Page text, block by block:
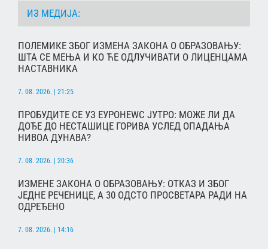
ИЗ МЕДИЈА:
ПОЛЕМИКЕ ЗБОГ ИЗМЕНА ЗАКОНА О ОБРАЗОВАЊУ:
ШТА СЕ МЕЊА И КО ЋЕ ОДЛУЧИВАТИ О ЛИЦЕНЦАМА
НАСТАВНИКА
7. 08. 2026. | 21:25
ПРОБУДИТЕ СЕ УЗ ЕУРОНЕWС ЈУТРО: МОЖЕ ЛИ ДА
ДОЂЕ ДО НЕСТАШИЦЕ ГОРИВА УСЛЕД ОПАДАЊА
НИВОА ДУНАВА?
7. 08. 2026. | 20:36
ИЗМЕНЕ ЗАКОНА О ОБРАЗОВАЊУ: ОТКАЗ И ЗБОГ
ЈЕДНЕ РЕЧЕНИЦЕ, А 30 ОДСТО ПРОСВЕТАРА РАДИ НА
ОДРЕЂЕНО
7. 08. 2026. | 14:16